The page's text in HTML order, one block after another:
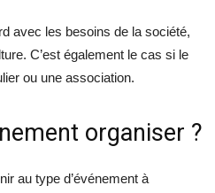
avec les besoins de la société,
C’est également le cas si le
ou une association.
organiser ?
au type d’événement à